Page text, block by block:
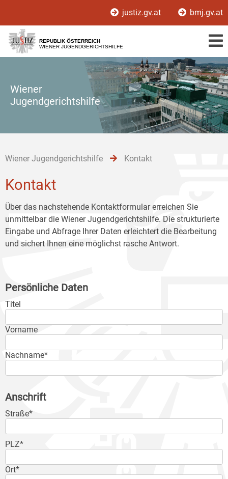
[1]
[2]
[3]
justiz.gv.at bmj.gv.at
REPUBLIK ÖSTERREICH
WIENER JUGENDGERICHTSHILFE
Wiener
Jugendgerichtshilfe
Wiener Jugendgerichtshilfe Kontakt
Kontakt
Über das nachstehende Kontaktformular erreichen Sie
unmittelbar die Wiener Jugendgerichtshilfe. Die strukturierte
Eingabe und Abfrage Ihrer Daten erleichtert die Bearbeitung
und sichert Ihnen eine möglichst rasche Antwort.
Persönliche Daten
Titel
Vorname
Nachname*
Anschrift
Straße*
PLZ*
Ort*